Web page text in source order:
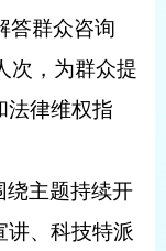
答群众咨询
次，为群众提
法律维权指
绕主题持续开
讲、科技特派